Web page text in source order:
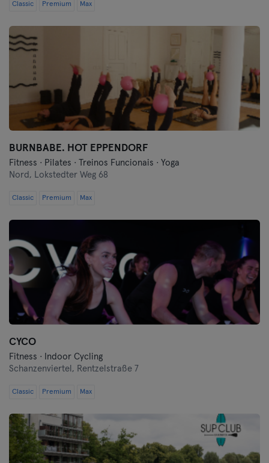
Classic Premium Max
BURNBABE. HOT EPPENDORF
Fitness · Pilates · Treinos Funcionais · Yoga
Nord, Lokstedter Weg 68
Classic Premium Max
CYCO
Fitness · Indoor Cycling
Schanzenviertel, Rentzelstraße 7
Classic Premium Max